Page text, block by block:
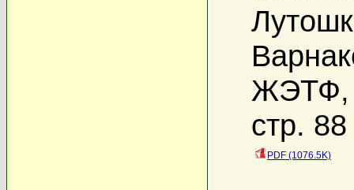
ЖЭТФ,
стр. 88
PDF (1076.5K)